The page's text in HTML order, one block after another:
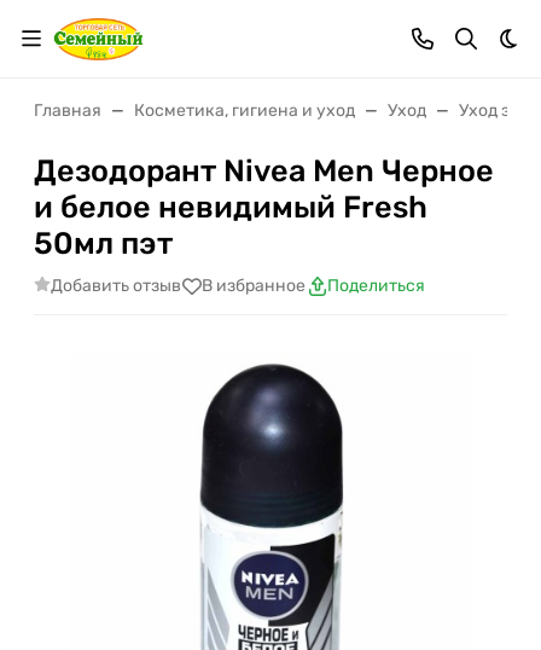
Главная Косметика, гигиена и уход Уход Уход за
Дезодорант Nivea Men Черное
и белое невидимый Fresh
50мл пэт
Добавить отзыв В избранное Поделиться